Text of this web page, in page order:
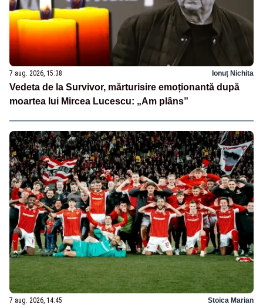
7 aug. 2026, 15:38 Ionuț Nichita
Vedeta de la Survivor, mărturisire emoționantă după
moartea lui Mircea Lucescu: „Am plâns”
7 aug. 2026, 14:45 Stoica Marian